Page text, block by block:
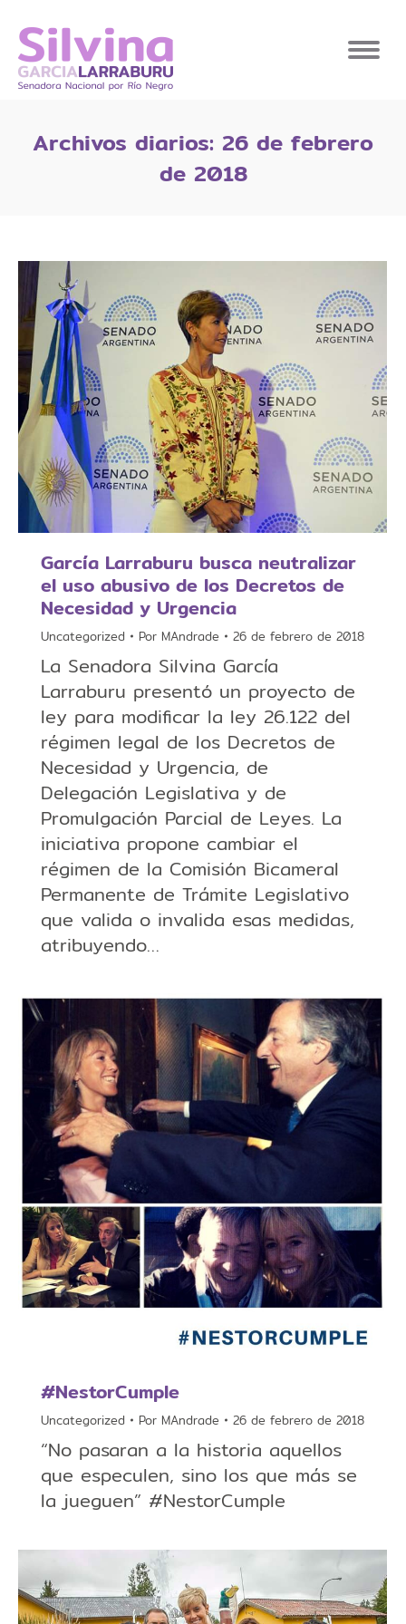
Archivos diarios: 26 de febrero
de 2018
García Larraburu busca neutralizar
el uso abusivo de los Decretos de
Necesidad y Urgencia
Uncategorized Por MAndrade 26 de febrero de 2018
La Senadora Silvina García
Larraburu presentó un proyecto de
ley para modificar la ley 26.122 del
régimen legal de los Decretos de
Necesidad y Urgencia, de
Delegación Legislativa y de
Promulgación Parcial de Leyes. La
iniciativa propone cambiar el
régimen de la Comisión Bicameral
Permanente de Trámite Legislativo
que valida o invalida esas medidas,
atribuyendo…
#NestorCumple
Uncategorized Por MAndrade 26 de febrero de 2018
“No pasaran a la historia aquellos
que especulen, sino los que más se
la jueguen” #NestorCumple